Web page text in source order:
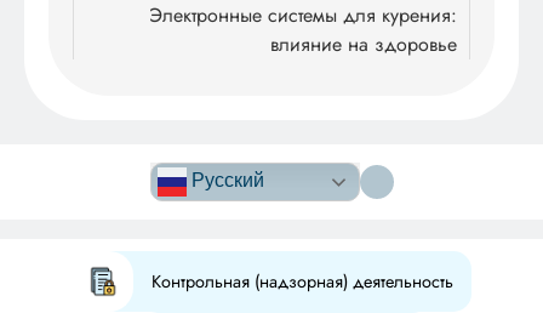
Электронные системы для курения:
влияние на здоровье
Русский
для
слабовидящих
Контрольная (надзорная) деятельность